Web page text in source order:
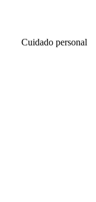
Cuidado personal